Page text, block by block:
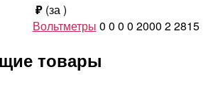
₽ (за)
Вольтметры 0 0 0 0 2000 22815
товары